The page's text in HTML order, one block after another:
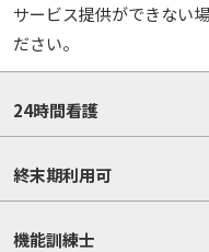
サービス提供ができない
ださい。
24時間看護
終末期利用可
機能訓練士